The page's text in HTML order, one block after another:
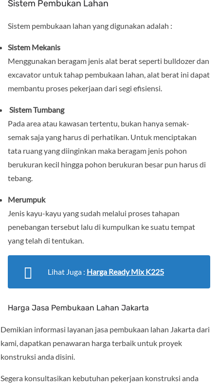
Sistem Pembukan Lahan
Sistem pembukaan lahan yang digunakan adalah :
Sistem Mekanis
Menggunakan beragam jenis alat berat seperti bulldozer dan
excavator untuk tahap pembukaan lahan, alat berat ini dapat
membantu proses pekerjaan dari segi efisiensi.
Sistem Tumbang
Pada area atau kawasan tertentu, bukan hanya semak-
semak saja yang harus di perhatikan. Untuk menciptakan
tata ruang yang diinginkan maka beragam jenis pohon
berukuran kecil hingga pohon berukuran besar pun harus di
tebang.
Merumpuk
Jenis kayu-kayu yang sudah melalui proses tahapan
penebangan tersebut lalu di kumpulkan ke suatu tempat
yang telah di tentukan.
Lihat Juga : Harga Ready Mix K225
Harga Jasa Pembukaan Lahan Jakarta
Demikian informasi layanan jasa pembukaan lahan Jakarta dari
kami, dapatkan penawaran harga terbaik untuk proyek
konstruksi anda disini.
Segera konsultasikan kebutuhan pekerjaan konstruksi anda